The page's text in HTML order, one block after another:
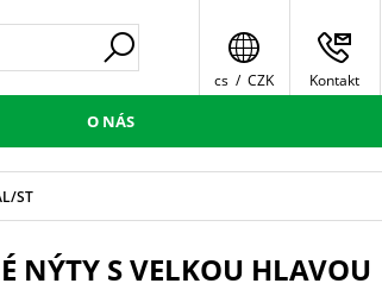
cs / CZK Kontakt
O NÁS
ST
NÝTY S VELKOU HLAVOU